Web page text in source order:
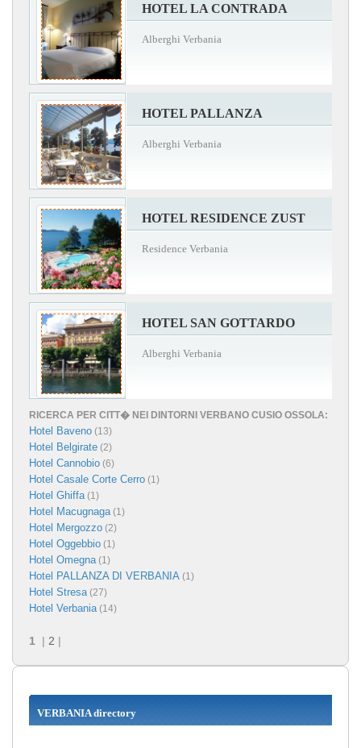
HOTEL LA CONTRADA
Alberghi Verbania
HOTEL PALLANZA
Alberghi Verbania
HOTEL RESIDENCE ZUST
Residence Verbania
HOTEL SAN GOTTARDO
Alberghi Verbania
RICERCA PER CITT� NEI DINTORNI VERBANO CUSIO OSSOLA:
Hotel Baveno (13)
Hotel Belgirate (2)
Hotel Cannobio (6)
Hotel Casale Corte Cerro (1)
Hotel Ghiffa(1)
Hotel Macugnaga(1)
Hotel Mergozzo (2)
Hotel Oggebbio (1)
Hotel Omegna(1)
Hotel PALLANZA DI VERBANIA (1)
Hotel Stresa(27)
Hotel Verbania(14)
1 | 2 |
VERBANIA directory